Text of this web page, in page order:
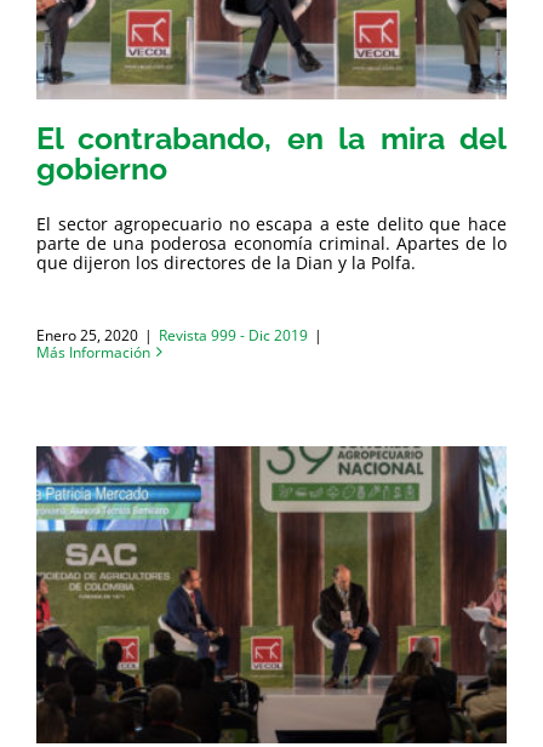
El contrabando, en la mira del
gobierno
El sector agropecuario no escapa a este delito que hace
parte de una poderosa economía criminal. Apartes de lo
que dijeron los directores de la Dian y la Polfa.
Enero 25, 2020 | Revista 999 - Dic 2019 |
Más Información